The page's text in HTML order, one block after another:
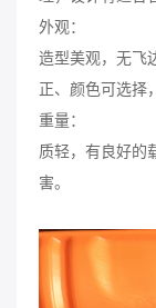
外观：
造型美观，无飞
正、颜色可选择
重量：
质轻，有良好的
害。